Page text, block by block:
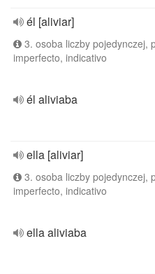
él [aliviar]
3. osoba liczby pojedynczej,
imperfecto, indicativo
él aliviaba
ella [aliviar]
3. osoba liczby pojedynczej,
imperfecto, indicativo
ella aliviaba